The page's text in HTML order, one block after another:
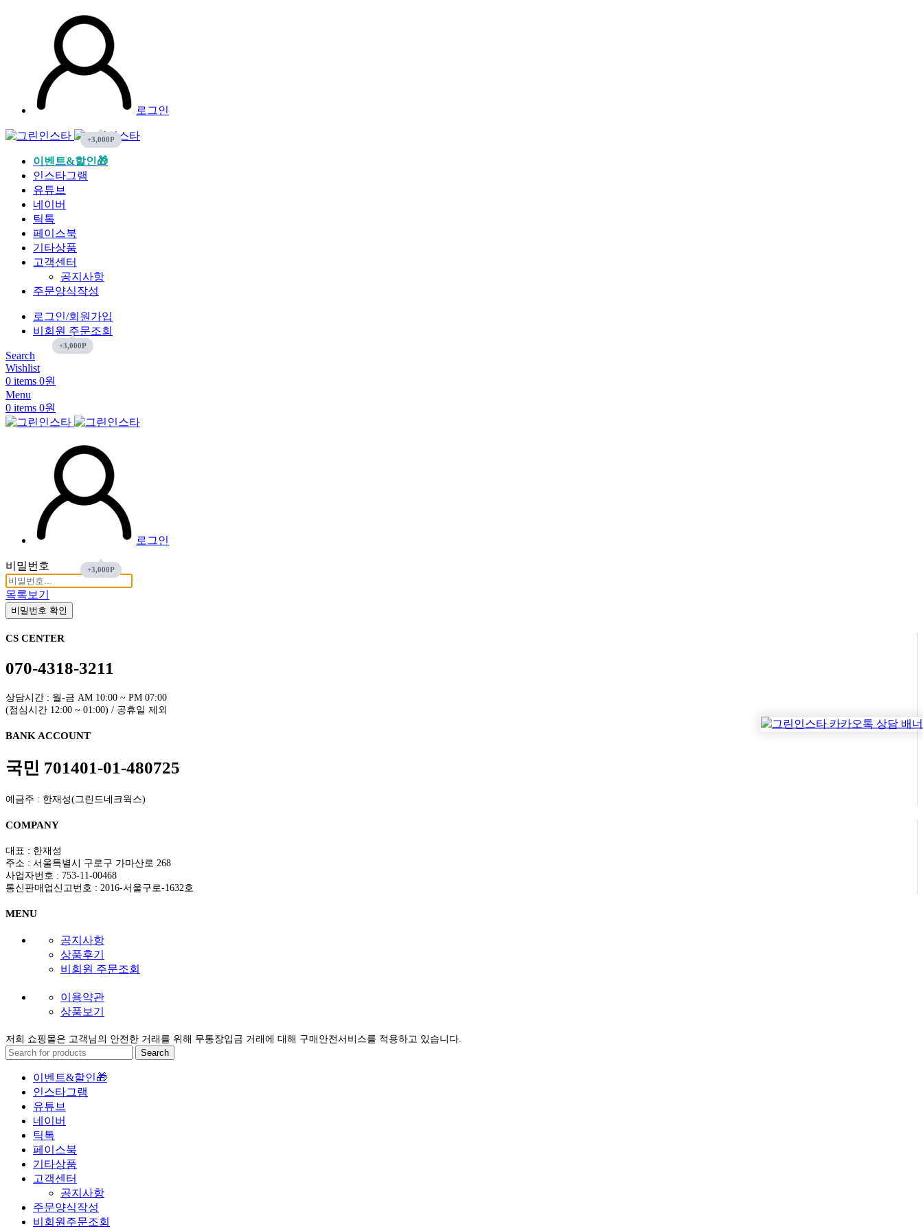
로그인
이벤트&할인🎁
인스타그램
유튜브
네이버
틱톡
페이스북
기타상품
고객센터
공지사항
주문양식작성
로그인/회원가입
비회원 주문조회
Search
Wishlist
0 items 0원
장바구니에 상품이 없습니다.
Return To Shop
비밀번호
목록보기
070-4318-3211
(점심시간 12:00 ~ 01:00) / 공휴일 제외
예금주 : 한재성(그린드네크웍스)
COMPANY
주소 : 서울특별시 구로구 가마산로 268
통신판매업신고번호 : 2016-서울구로-1632호
상품후기
비회원 주문조회
이용약관
상품보기
저희 쇼핑몰은 고객님의 안전한 거래를 위해 무통장입금 거래에 대해 구매안전서비스를 적용하고 있습니다.
이벤트&할인🎁
인스타그램
유튜브
네이버
틱톡
페이스북
기타상품
고객센터